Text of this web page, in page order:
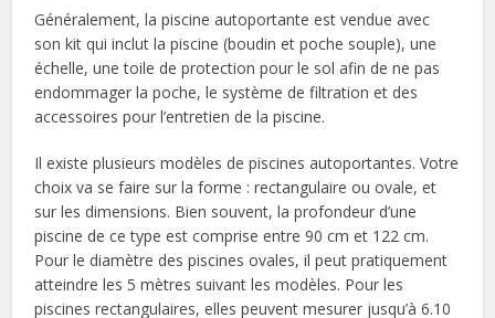
Généralement, la piscine autoportante est vendue avec
son kit qui inclut la piscine (boudin et poche souple), une
échelle, une toile de protection pour le sol afin de ne pas
endommager la poche, le système de filtration et des
accessoires pour l’entretien de la piscine.
Il existe plusieurs modèles de piscines autoportantes. Votre
choix va se faire sur la forme : rectangulaire ou ovale, et
sur les dimensions. Bien souvent, la profondeur d’une
piscine de ce type est comprise entre 90 cm et 122 cm.
Pour le diamètre des piscines ovales, il peut pratiquement
atteindre les 5 mètres suivant les modèles. Pour les
piscines rectangulaires, elles peuvent mesurer jusqu’à 6.10